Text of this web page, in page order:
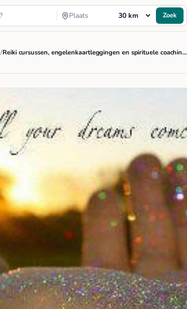
Zoek
/Reiki cursussen, engelenkaartleggingen en spirituele coachin…